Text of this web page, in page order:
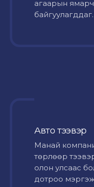
агаарын
Авто тээвэр
Mанай
төрлөөр
олон улсаас
дотроо